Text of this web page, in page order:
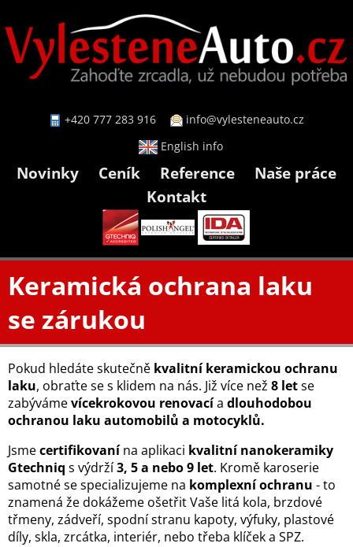
+420 777 283 916
info@vylesteneauto.cz
English info
Novinky Ceník Reference
Naše práce
Kontakt
Keramická ochrana laku
se zárukou
Pokud hledáte skutečně kvalitní keramickou ochranu
laku, obraťte se s klidem na nás. Již více než 8 letse
zabývámevícekrokovou renovacía dlouhodobou
ochranou laku automobilů a motocyklů.
Jsmecertifikovanína aplikaci kvalitní nanokeramiky
Gtechniq s výdrží3, 5 a nebo 9 let. Kromě karoserie
samotné se specializujeme na komplexní ochranu - to
znamená že dokážeme ošetřit Vaše litá kola, brzdové
třmeny, zádveří, spodní stranu kapoty, výfuky, plastové
díly, skla, zrcátka, interiér, nebo třeba klíček a SPZ.